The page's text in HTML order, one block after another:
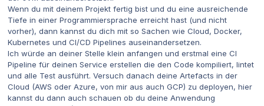
Wenn du mit deinem Projekt fertig bist und du eine ausreichende
Tiefe in einer Programmiersprache erreicht hast (und nicht
vorher), dann kannst du dich mit so Sachen wie Cloud, Docker,
Kubernetes und CI/CD Pipelines auseinandersetzen.
Ich würde an deiner Stelle klein anfangen und erstmal eine CI
Pipeline für deinen Service erstellen die den Code kompiliert, lintet
und alle Test ausführt. Versuch danach deine Artefacts in der
Cloud (AWS oder Azure, von mir aus auch GCP) zu deployen, hier
kannst du dann auch schauen ob du deine Anwendung